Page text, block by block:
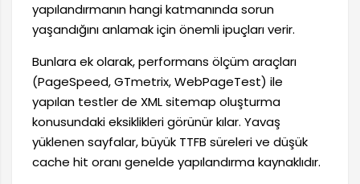
yapılandırmanın hangi katmanında sorun
yaşandığını anlamak için önemli ipuçları verir.
Bunlara ek olarak, performans ölçüm araçları
(PageSpeed, GTmetrix, WebPageTest) ile
yapılan testler de XML sitemap oluşturma
konusundaki eksiklikleri görünür kılar. Yavaş
yüklenen sayfalar, büyük TTFB süreleri ve düşük
cache hit oranı genelde yapılandırma kaynaklıdır.